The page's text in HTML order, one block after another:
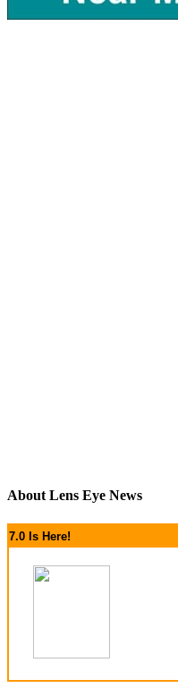
About Lens Eye News
7.0 Is Here!